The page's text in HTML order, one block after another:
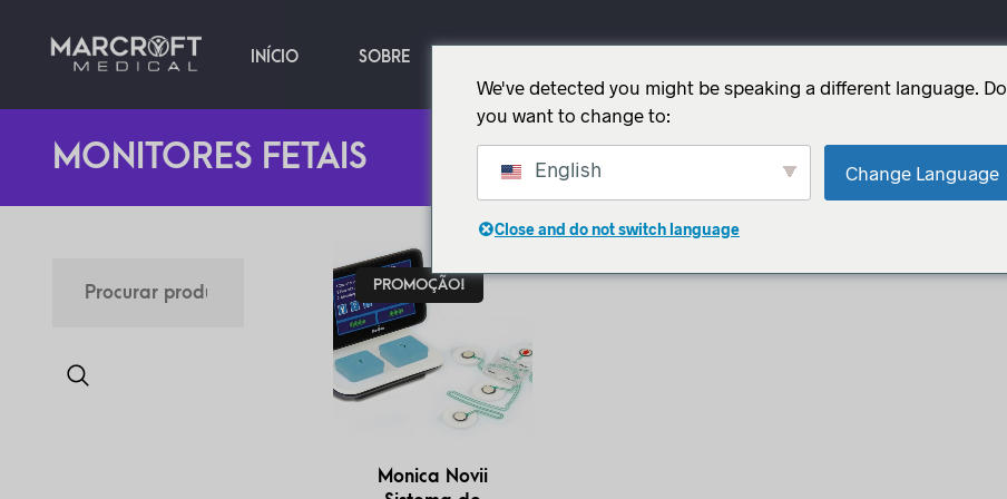
INÍCIO SOBRE
MONITORES FETAIS
PROMOÇÃO!
Monica Novii
We've detected you might be speaking a different language. Do
you want to change to:
English Change Language
Close and do not switch language